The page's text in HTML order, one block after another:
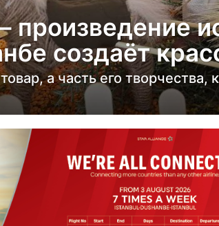
произведение
создаёт
а часть его